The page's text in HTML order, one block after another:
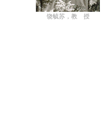
饶毓苏，教 授